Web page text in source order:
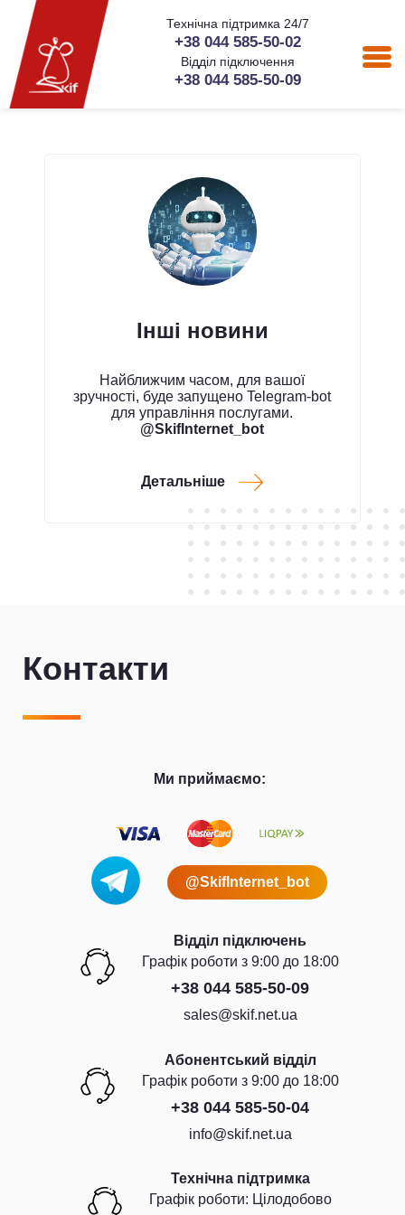
Технічна підтримка 24/7
+38 044 585-50-02
Відділ підключення
+38 044 585-50-09
Інші новини
Найближчим часом, для вашої
зручності, буде запущено Telegram-bot
для управління послугами.
@SkifInternet_bot
Детальніше
Контакти
Ми приймаємо:
@SkifInternet_bot
Відділ підключень
Графiк роботи з 9:00 до 18:00
+38 044 585-50-09
sales@skif.net.ua
Абонентський відділ
Графiк роботи з 9:00 до 18:00
+38 044 585-50-04
info@skif.net.ua
Технічна підтримка
Графiк роботи: Цiлодобово